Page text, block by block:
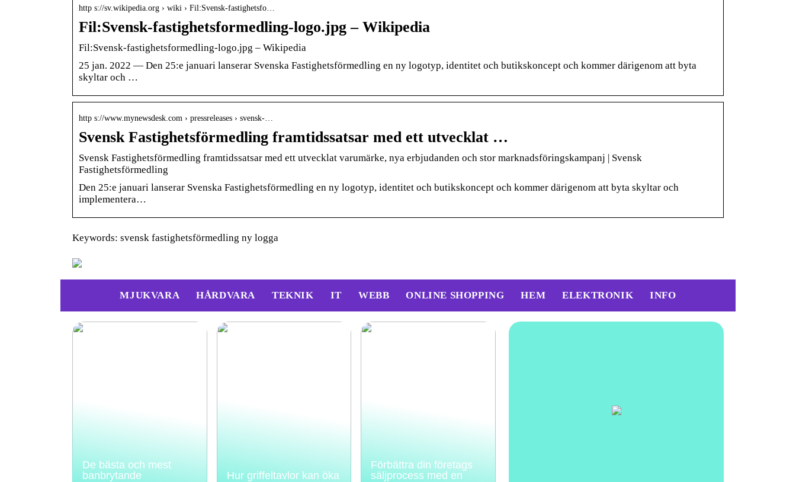
http s://sv.wikipedia.org › wiki › Fil:Svensk-fastighetsfo…
Fil:Svensk-fastighetsformedling-logo.jpg – Wikipedia
Fil:Svensk-fastighetsformedling-logo.jpg – Wikipedia
25 jan. 2022 — Den 25:e januari lanserar Svenska Fastighetsförmedling en ny logotyp, identitet och butikskoncept och kommer därigenom att byta
skyltar och …
http s://www.mynewsdesk.com › pressreleases › svensk-…
Svensk Fastighetsförmedling framtidssatsar med ett utvecklat …
Svensk Fastighetsförmedling framtidssatsar med ett utvecklat varumärke, nya erbjudanden och stor marknadsföringskampanj | Svensk
Fastighetsförmedling
Den 25:e januari lanserar Svenska Fastighetsförmedling en ny logotyp, identitet och butikskoncept och kommer därigenom att byta skyltar och
implementera…
Keywords: svensk fastighetsförmedling ny logga
MJUKVARA HÅRDVARA TEKNIK IT WEBB ONLINE SHOPPING HEM ELEKTRONIK INFO
De bästa och mest
banbrytande
Hur griffeltavlor kan öka
Förbättra din företags
säljprocess med en